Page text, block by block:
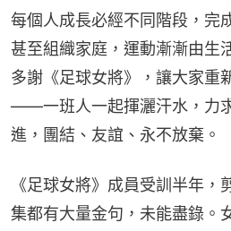
每個人成長必經不同階段，完
甚至組織家庭，運動漸漸由生
多謝《足球女將》，讓大家重
——一班人一起揮灑汗水，力
進，團結、友誼、永不放棄。
《足球女將》成員受訓半年，
集都有大量金句，未能盡錄。